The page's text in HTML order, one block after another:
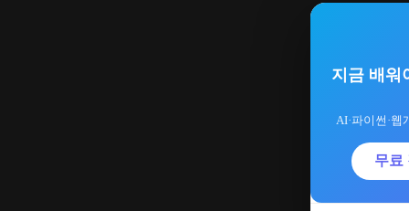
지금 배
AI·파이썬·웹
무료